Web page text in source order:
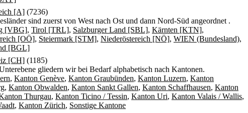
[A] (7236)
sind zuerst von West nach Ost und dann Nord-Süd angeordnet .
[VBG], Tirol [TRL], Salzburger Land [SBL], Kärnten [KTN],
[OÖ], Steiermark [STM], Niederöstereich [NÖ], WIEN (Bundesland),
[BGL]
[CH] (1185)
gliedern wir bei Bedarf alphabetisch nach Kantonen.
, Kanton Genève, Kanton Graubünden, Kanton Luzern, Kanton
, Kanton Obwalden, Kanton Sankt Gallen, Kanton Schaffhausen, Kanton
Thurgau, Kanton Ticino / Tessin, Kanton Uri, Kanton Valais / Wallis,
, Kanton Zürich, Sonstige Kantone